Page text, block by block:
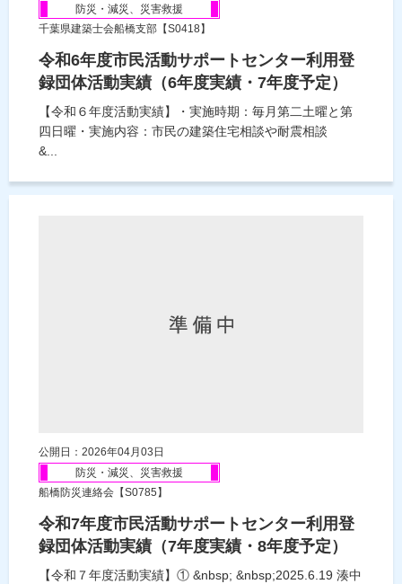
防災・減災、災害救援
千葉県建築士会船橋支部【S0418】
令和6年度市民活動サポートセンター利用登
録団体活動実績（6年度実績・7年度予定）
【令和６年度活動実績】・実施時期：毎月第二土曜と第
四日曜・実施内容：市民の建築住宅相談や耐震相談
&...
公開日：2026年04月03日
防災・減災、災害救援
船橋防災連絡会【S0785】
令和7年度市民活動サポートセンター利用登
録団体活動実績（7年度実績・8年度予定）
【令和７年度活動実績】① &nbsp; &nbsp;2025.6.19 湊中